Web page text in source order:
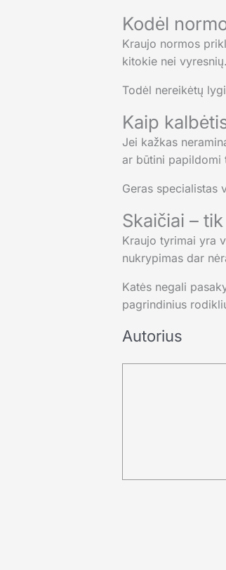
Kodėl
Kraujo normos
kitokie nei
Todėl nereikėtų
Kaip
Jei kažkas
ar būtini papildomi
Geras specialistas
Skaičiai –
Kraujo tyrimai yra
nukrypimas dar
Katės negali
pagrindinius
Autorius